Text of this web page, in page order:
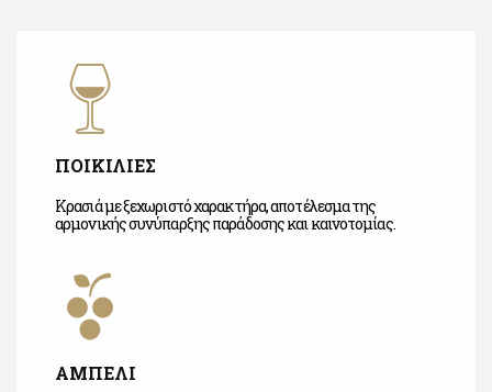
ΠΟΙΚΙΛΙΕΣ
Κρασιά με ξεχωριστό χαρακτήρα, αποτέλεσμα της
αρμονικής συνύπαρξης παράδοσης και καινοτομίας.
ΑΜΠΕΛΙ